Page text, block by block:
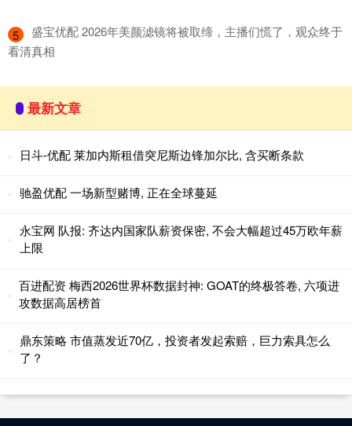
5
​盛宝优配 2026年美颜滤镜将被取缔，主播们慌了，观众终于
看清真相
最新文章
日斗-优配 莱加内斯租借突尼斯边锋加尔比, 含买断条款
驰盈优配 一场新型赌博, 正在全球蔓延
永宝网 队报: 齐达内国家队薪资保密, 不会大幅超过45万欧年薪
上限
百进配资 梅西2026世界杯数据封神: GOAT的终极答卷, 六项进
攻数据高居榜首
鼎东策略 市值蒸发近70亿，投资者发起索赔，巨力索具怎么
了？